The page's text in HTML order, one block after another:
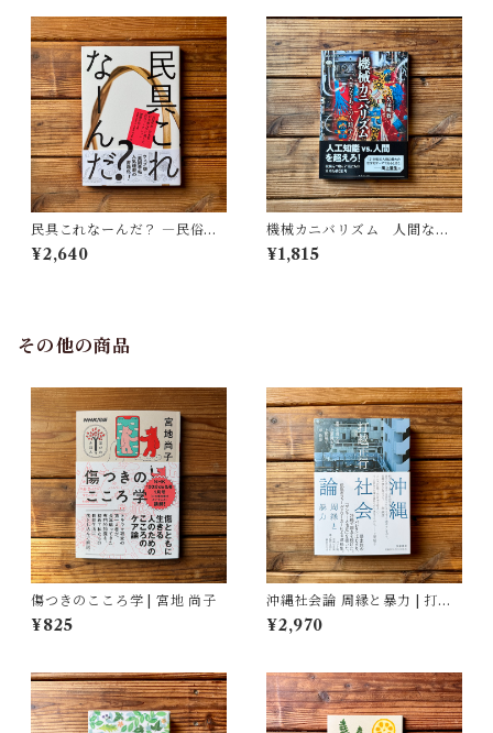
民具これなーんだ？ ―民俗学
者・宮本常一が美術大学に遺
した民具コレクション | 加藤幸
¥2,640
機械カニバリズム 人間なき
あとの人類学へ｜久保 明教
¥1,815
その他の商品
傷つきのこころ学 | 宮地 尚子
¥825
沖縄社会論 周縁と暴力 | 打越
正行, 石岡 丈昇(解説), 上原 健
太郎(解説), 上間 陽子(解説),
¥2,970